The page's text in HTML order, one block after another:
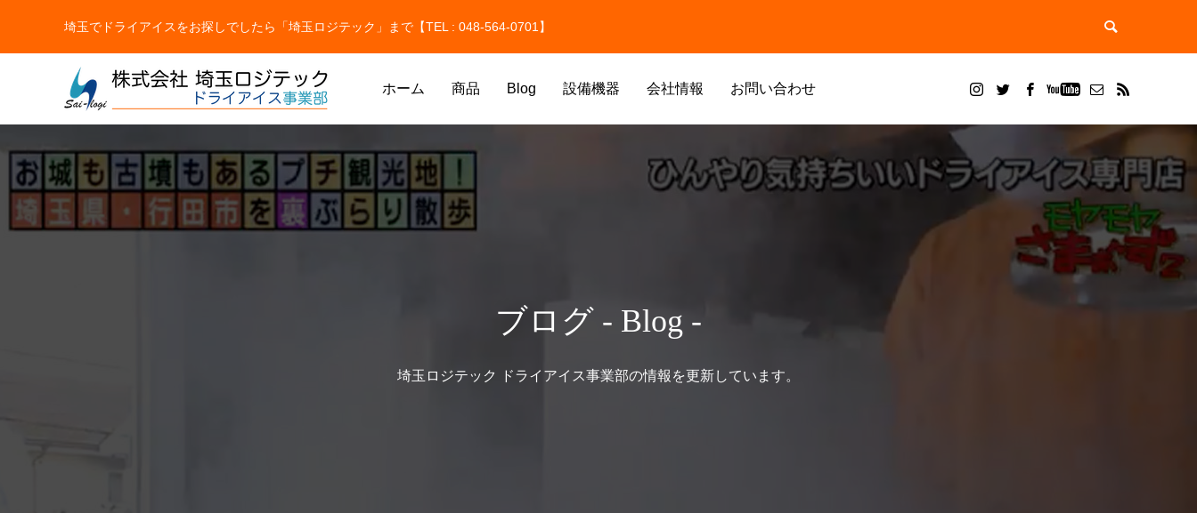
埼玉でドライアイスをお探しでしたら「埼玉ロジテック」まで【TEL : 048-564-0701】
ホーム 商品 Blog 設備機器 会社情報 お問い合わせ
氷
ドライアイス ドライアイス洗浄 ブログ
氷関連 価格改定のお知らせ
ドライアイスのサイズはどう選ぶ？用途別
ブログ - Blog -
埼玉ロジテック ドライアイス事業部の情報を更新しています。